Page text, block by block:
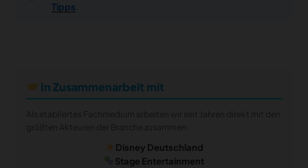
Tipps
In Zusammenarbeit mit
Disney Deutschland
Stage Entertainment